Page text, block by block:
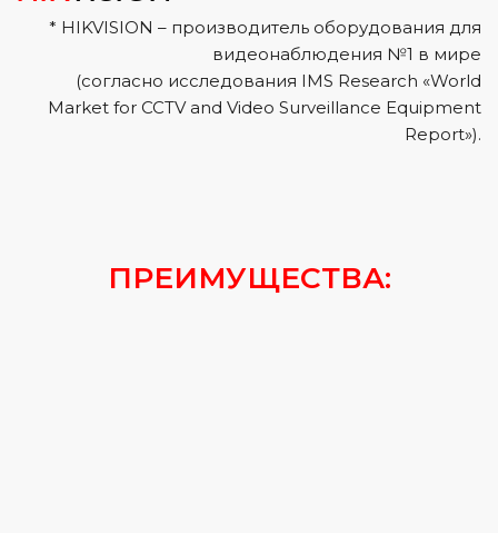
* HIKVISION – производитель оборудования для
видеонаблюдения №1 в мире
(согласно исследования IMS Research «World
Market for CCTV and Video Surveillance Equipment
Report»).
ПРЕИМУЩЕСТВА: